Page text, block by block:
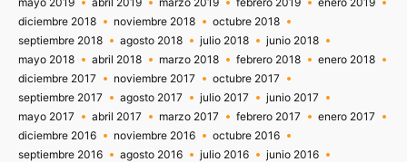
diciembre 2018
noviembre 2018
octubre 2018
septiembre 2018
agosto 2018 julio 2018
junio 2018
mayo 2018
abril 2018 marzo 2018 febrero 2018
enero 2018
diciembre 2017
noviembre 2017
octubre 2017
septiembre 2017
agosto 2017 julio 2017
junio 2017
mayo 2017
abril 2017 marzo 2017 febrero 2017
enero 2017
diciembre 2016
noviembre 2016
octubre 2016
septiembre 2016
agosto 2016 julio 2016
junio 2016